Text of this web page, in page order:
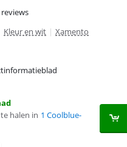
Kleur en wit | Xamento
halen in 1 Coolblue-
tabblad
van de 10, gebaseerd op 1 review.